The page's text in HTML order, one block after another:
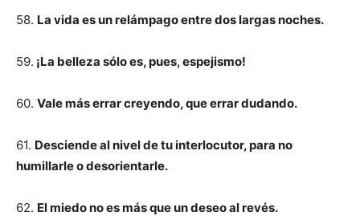
58. La vida es un relámpago entre dos largas noches.
59. ¡La belleza sólo es, pues, espejismo!
60. Vale más errar creyendo, que errar dudando.
61. Desciende al nivel de tu interlocutor, para no
humillarle o desorientarle.
62. El miedo no es más que un deseo al revés.